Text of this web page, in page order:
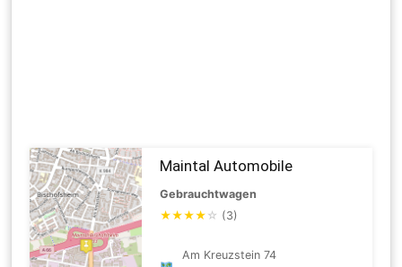
Maintal Automobile
Gebrauchtwagen
★★★★ ☆ (3)
Am Kreuzstein 74